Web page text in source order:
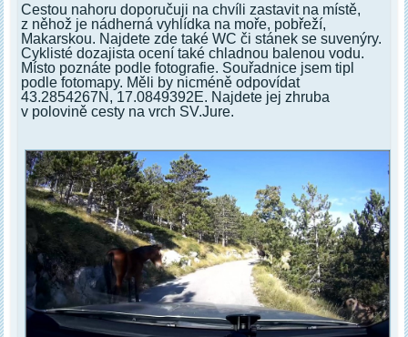
Cestou nahoru doporučuji na chvíli zastavit na místě,
z něhož je nádherná vyhlídka na moře, pobřeží,
Makarskou. Najdete zde také WC či stánek se suvenýry.
Cyklisté dozajista ocení také chladnou balenou vodu.
Místo poznáte podle fotografie. Souřadnice jsem tipl
podle fotomapy. Měli by nicméně odpovídat
43.2854267N, 17.0849392E. Najdete jej zhruba
v polovině cesty na vrch SV.Jure.